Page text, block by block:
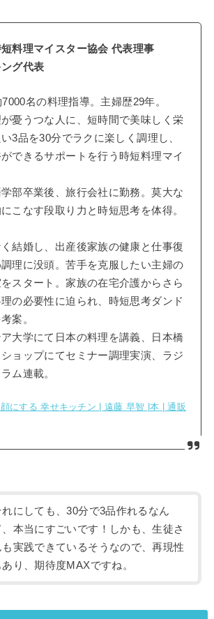
料理マイスター協会 代表理事
グ代表
名の料理指導。主婦歴29年。
憂うつな人に、短時間で美味しく栄
3品を30分でラクに楽しく調理し、
できるサポートを行う時短料理マイ
部卒業後、旅行会社に勤務。莫大な
こなす段取り力と時短思考を体得。
結婚し、出産後家族の健康と仕事復
理に没頭。苦手を克服したい主婦の
スタート。家族の在宅介護からさら
の必要性に迫られ、時短思考ダンド
案。
大学にて日本の料理を講義、日本橋
ョップにてセミナー調理実演、ラジ
ム連載。
にする 幸せキッチン | 遠藤 早智 |本 | 通販
れにしても、30分で3品作れるなん
、本当にすごいです！しかも、生徒さ
も実践できているそうなので、再現性
あり、期待度MAXですね。